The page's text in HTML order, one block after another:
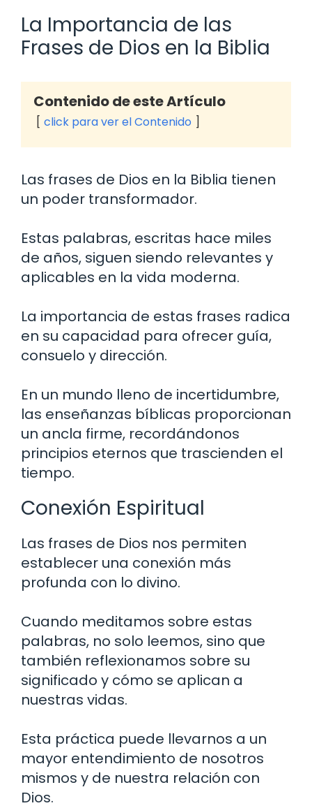
La Importancia de las
Frases de Dios en la Biblia
Contenido de este Artículo
click para ver el Contenido
Las frases de Dios en la Biblia tienen
un poder transformador.
Estas palabras, escritas hace miles
de años, siguen siendo relevantes y
aplicables en la vida moderna.
La importancia de estas frases radica
en su capacidad para ofrecer guía,
consuelo y dirección.
En un mundo lleno de incertidumbre,
las enseñanzas bíblicas proporcionan
un ancla firme, recordándonos
principios eternos que trascienden el
tiempo.
Conexión Espiritual
Las frases de Dios nos permiten
establecer una conexión más
profunda con lo divino.
Cuando meditamos sobre estas
palabras, no solo leemos, sino que
también reflexionamos sobre su
significado y cómo se aplican a
nuestras vidas.
Esta práctica puede llevarnos a un
mayor entendimiento de nosotros
mismos y de nuestra relación con
Dios.